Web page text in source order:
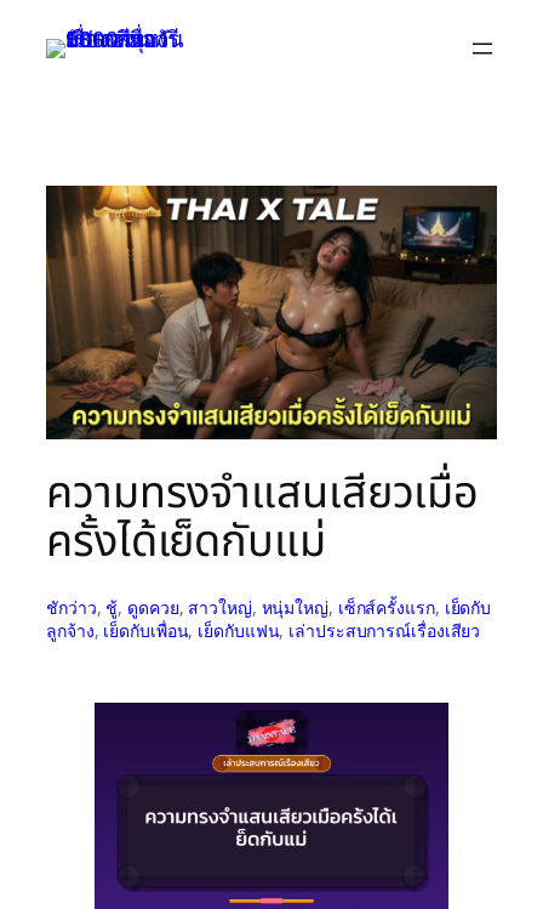
ความทรงจำแสนเสียวเมื่อ
ครั้งได้เย็ดกับแม่
ชักว่าว, ชู้, ดูดควย, สาวใหญ่, หนุ่มใหญ่, เซ็กส์ครั้งแรก, เย็ดกับ
ลูกจ้าง, เย็ดกับเพื่อน, เย็ดกับแฟน, เล่าประสบการณ์เรื่องเสียว